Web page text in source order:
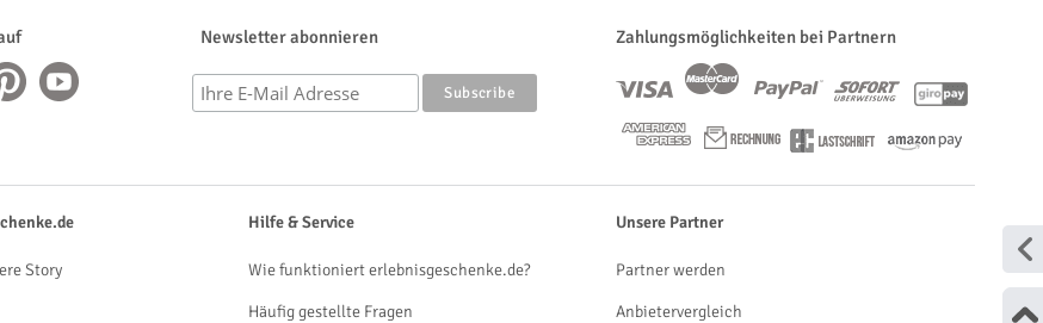
Newsletter abonnieren Zahlungsmöglichkeiten bei Partnern
Story
Hilfe & Service
Wie funktioniert erlebnisgeschenke.de?
Häufig gestellte Fragen
Unsere Partner
Partner werden
Anbietervergleich